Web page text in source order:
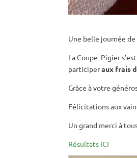
Une belle journée
La Coupe Pigier
participeraux frais
Grâce à votre
Félicitations aux
Un grand merci à
Résultats ICI